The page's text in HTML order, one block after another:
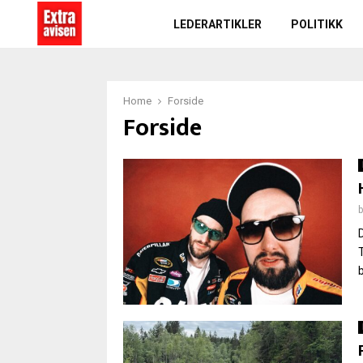
LEDERARTIKLER POLITIKK
Home Forside
Forside